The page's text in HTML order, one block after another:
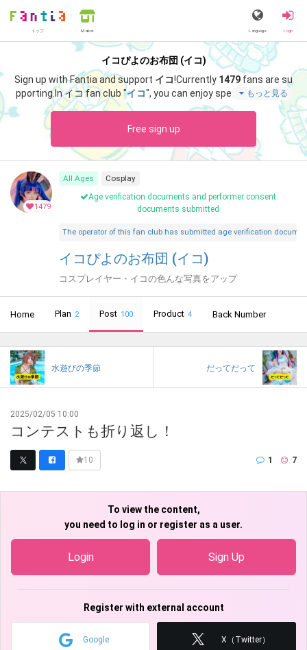
トップ Market Language Login
イコぴよのお布団 (イコ)
Sign up with Fantia and support イコ!Currently 1479 fans are su
pporting.In イコ fan club "イコ", you can enjoy special content s
uch as " 6月のファンミーティング！".
もっと見る
Free sign up
1479
All Ages
Cosplay
Age verification documents and performer consent
documents submitted
The operator of this fan club has submitted age verification
イコぴよのお布団 (イコ)
コスプレイヤー・イコの色んな写真をアップ
Home Plan 2 Post 100 Product 4 Back Number
水遊びの季節 だってだって
2025/02/05 10:00
コンテストも折り返し！
10 1 7
To view the content,
you need to log in or register as a user.
Login Sign Up
Register with external account
Google X（Twitter）